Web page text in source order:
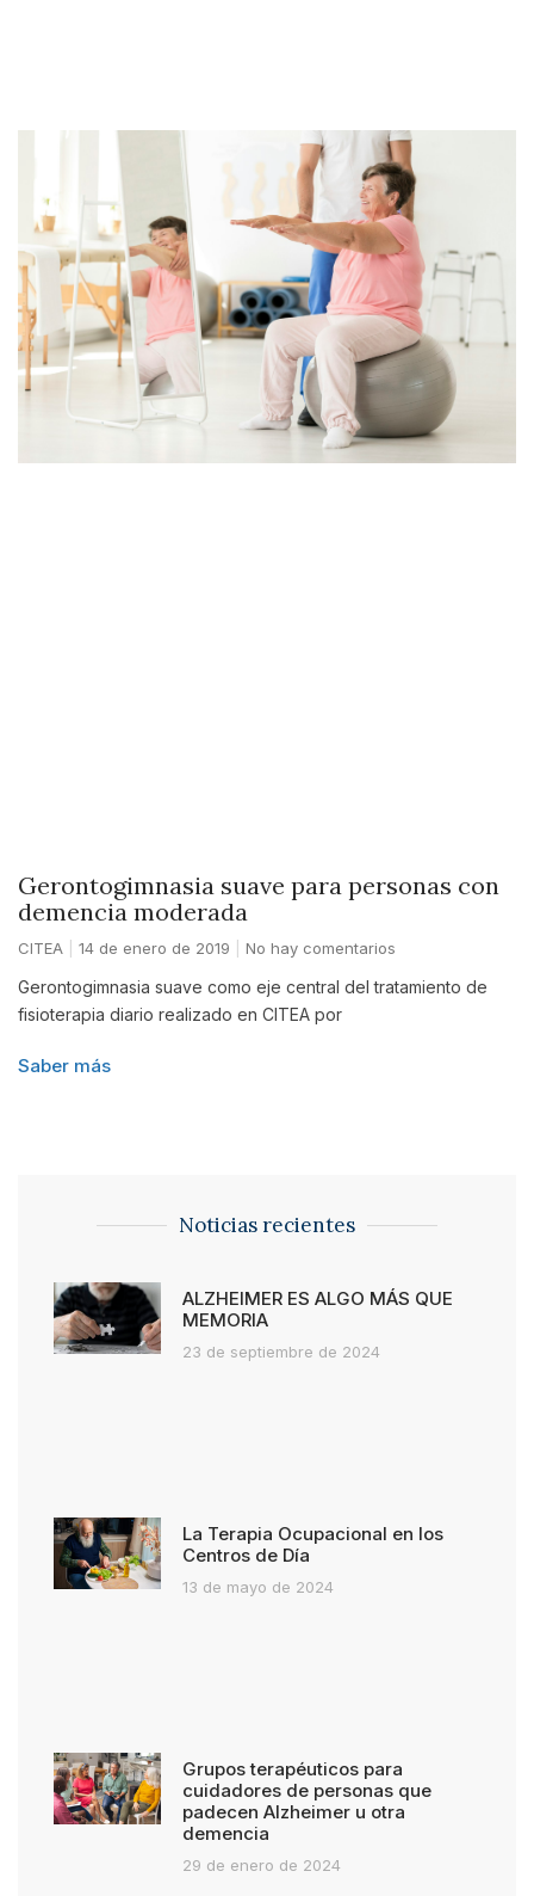
Gerontogimnasia suave para personas con
demencia moderada
CITEA 14 de enero de 2019 No hay comentarios
Gerontogimnasia suave como eje central del tratamiento de
fisioterapia diario realizado en CITEA por
Saber más
Noticias recientes
ALZHEIMER ES ALGO MÁS QUE
MEMORIA
23 de septiembre de 2024
La Terapia Ocupacional en los
Centros de Día
13 de mayo de 2024
Grupos terapéuticos para
cuidadores de personas que
padecen Alzheimer u otra
demencia
29 de enero de 2024